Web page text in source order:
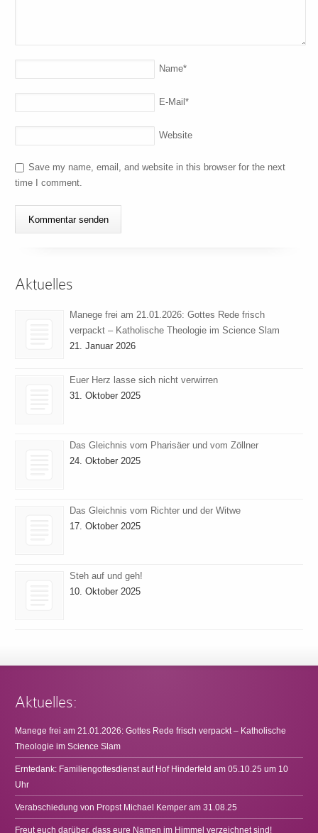
Name*
E-Mail*
Website
Save my name, email, and website in this browser for the next
time I comment.
Aktuelles
Manege frei am 21.01.2026: Gottes Rede frisch
verpackt – Katholische Theologie im Science Slam
21. Januar 2026
Euer Herz lasse sich nicht verwirren
31. Oktober 2025
Das Gleichnis vom Pharisäer und vom Zöllner
24. Oktober 2025
Das Gleichnis vom Richter und der Witwe
17. Oktober 2025
Steh auf und geh!
10. Oktober 2025
Aktuelles:
Manege frei am 21.01.2026: Gottes Rede frisch verpackt – Katholische
Theologie im Science Slam
Erntedank: Familiengottesdienst auf Hof Hinderfeld am 05.10.25 um 10
Uhr
Verabschiedung von Propst Michael Kemper am 31.08.25
Freut euch darüber, dass eure Namen im Himmel verzeichnet sind!